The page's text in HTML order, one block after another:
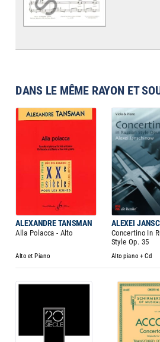
DANS LE MÊME RAYON ET
ALEXANDRE TANSMAN ALEXEI
Alla Polacca - Alto Concertino In
Style Op. 35
Alto et Piano Alto piano + Cd